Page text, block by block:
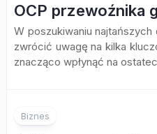
OCP przewoźnika
W poszukiwaniu
zwrócić uwagę na kilka
znacząco wpłynąć na
Biznes